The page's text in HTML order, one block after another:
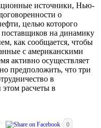
источники, Нью-
о
целью которого
на динамику
как сообщается, чтобы
с американскими
активно осуществляет
предположить, что три
в
этом расчеты в
0